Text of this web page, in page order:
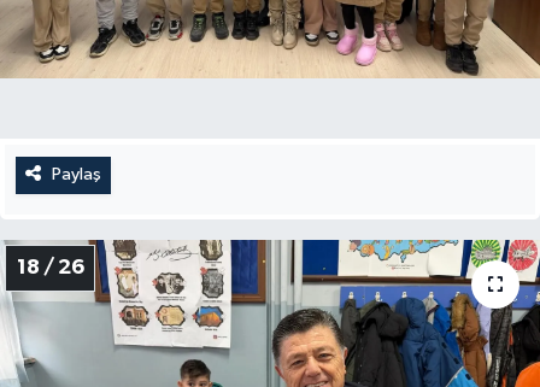
Paylaş
18 / 26